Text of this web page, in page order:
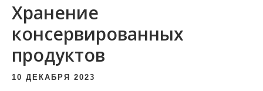
Хранение
консервированных
продуктов
10 ДЕКАБРЯ 2023